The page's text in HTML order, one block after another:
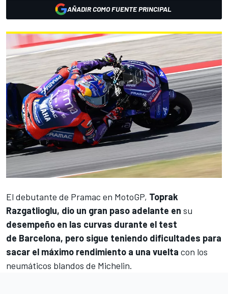
AÑADIR COMO FUENTE PRINCIPAL
El debutante de Pramac en MotoGP, Toprak
Razgatlioglu, dio un gran paso adelante en su
desempeño en las curvas durante el test
de Barcelona, pero sigue teniendo dificultades para
sacar el máximo rendimiento a una vuelta con los
neumáticos blandos de Michelin.